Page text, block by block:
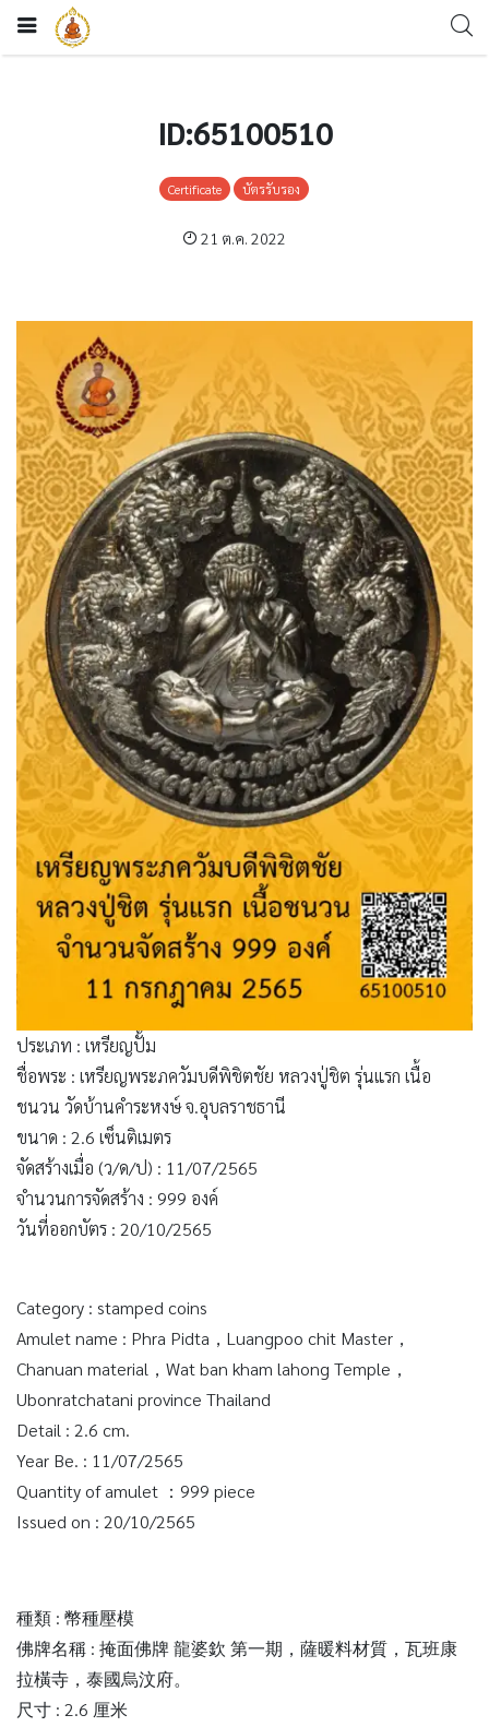
ID:65100510
Certificate บัตรรับรอง
21 ต.ค. 2022
ประเภท : เหรียญปั้ม
ชื่อพระ : เหรียญพระภควัมบดีพิชิตชัย หลวงปู่ชิต รุ่นแรก เนื้อ
ชนวน วัดบ้านคำระหงษ์ จ.อุบลราชธานี
ขนาด : 2.6 เซ็นติเมตร
จัดสร้างเมื่อ (ว/ด/ป) : 11/07/2565
จำนวนการจัดสร้าง : 999 องค์
วันที่ออกบัตร : 20/10/2565
Category : stamped coins
Amulet name : Phra Pidta，Luangpoo chit Master，
Chanuan material，Wat ban kham lahong Temple，
Ubonratchatani province Thailand
Detail : 2.6 cm.
Year Be. : 11/07/2565
Quantity of amulet ：999 piece
Issued on : 20/10/2565
種類 : 幣種壓模
佛牌名稱 : 掩面佛牌 龍婆欽 第一期，薩暖料材質，瓦班康
拉橫寺，泰國烏汶府。
尺寸 : 2.6 厘米